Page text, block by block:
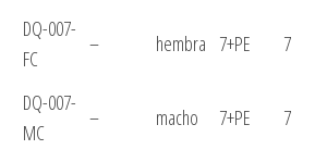
DQ-007-
FC
– hembra 7+PE 7
DQ-007-
MC
– macho 7+PE 7